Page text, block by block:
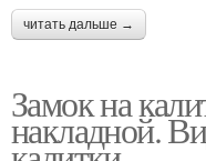
читать дальше →
Замок на
накладной.